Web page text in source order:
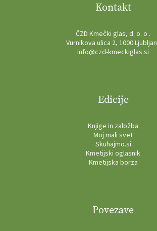
Kontakt
ČZD Kmečki glas, d. o. o .
Vurnikova ulica 2, 1000
info@czd-kmeckiglas.si
Edicije
Knjige in založba
Moj mali svet
Skuhajmo.si
Kmetijski oglasnik
Kmetijska borza
Povezave